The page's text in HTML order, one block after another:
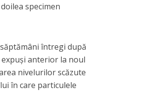
specimen
întregi după
anterior la noul
nivelurilor scăzute
în care particulele